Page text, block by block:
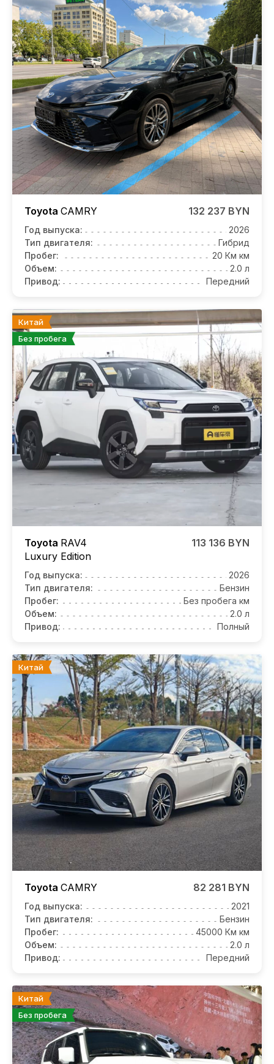
Toyota CAMRY 132 237 BYN
Год выпуска:
2026
Тип двигателя:
Гибрид
Пробег:
20 Км км
Объем:
2.0 л
Привод:
Передний
Китай
Без пробега
Toyota RAV4
Luxury Edition
113 136 BYN
Год выпуска:
2026
Тип двигателя:
Бензин
Пробег:
Без пробега км
Объем:
2.0 л
Привод:
Полный
Китай
Toyota CAMRY 82 281 BYN
Год выпуска:
2021
Тип двигателя:
Бензин
Пробег:
45000 Км км
Объем:
2.0 л
Привод:
Передний
Китай
Без пробега